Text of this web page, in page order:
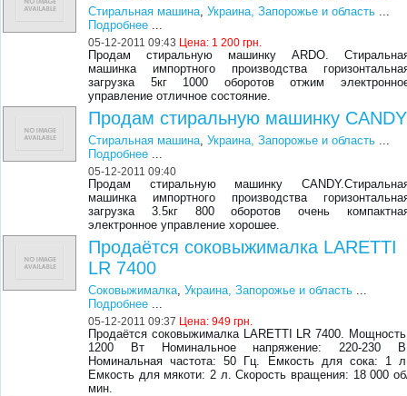
Стиральная машина,Украина, Запорожье и область ...
Подробнее ...
05-12-2011 09:43 Цена: 1 200 грн.
Продам стиральную машинку ARDO.
машинка импортного производства
загрузка 5кг 1000 оборотов отжим
управление отличное состояние.
Продам стиральную машинку CANDY
Стиральная машина,Украина, Запорожье и область ...
Подробнее ...
05-12-2011 09:40
Продам стиральную машинку
машинка импортного производства
загрузка 3.5кг 800 оборотов очень
электронное управление хорошее.
Продаётся соковыжималка LARETTI
LR 7400
Соковыжималка,Украина, Запорожье и область ...
Подробнее ...
05-12-2011 09:37 Цена:949 грн.
Продаётся соковыжималка LARETTI LR 7400.
1200 Вт Номинальное напряжение: 220-230
Номинальная частота: 50 Гц. Емкость для сока: 1
Емкость для мякоти: 2 л. Скорость вращения: 18 000
мин.